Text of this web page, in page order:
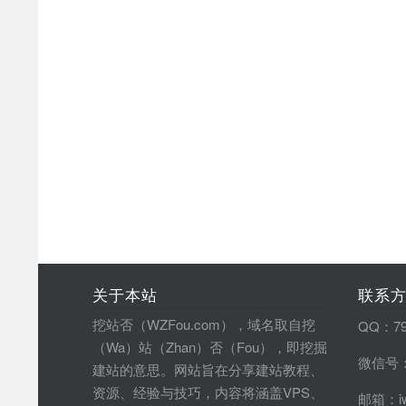
关于本站
挖站否（WZFou.com），域名取自挖
（Wa）站（Zhan）否（Fou），即挖掘
建站的意思。网站旨在分享建站教程、
资源、经验与技巧，内容将涵盖VPS、
联系
QQ：
微信号
邮箱：